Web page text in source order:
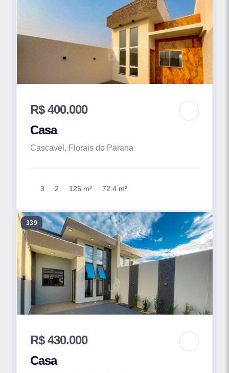
R$ 400.000
Casa
Cascavel, Florais do Parana
3 2 125 m² 72.4 m²
339
R$ 430.000
Casa